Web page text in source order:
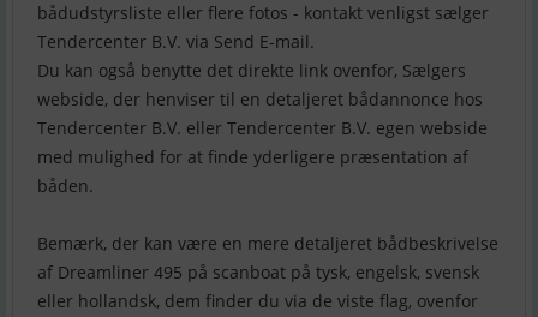
bådudstyrsliste eller flere fotos - kontakt venligst sælger
Tendercenter B.V. via Send E-mail.
Du kan også benytte det direkte link ovenfor, Sælgers
webside, der henviser til en detaljeret bådannonce hos
Tendercenter B.V. eller Tendercenter B.V. egen webside
med mulighed for at finde yderligere præsentation af
båden.
Bemærk, der kan være en mere detaljeret bådbeskrivelse
af Dreamliner 495 på scanboat på tysk, engelsk, svensk
eller hollandsk, dem finder du via de viste flag, ovenfor